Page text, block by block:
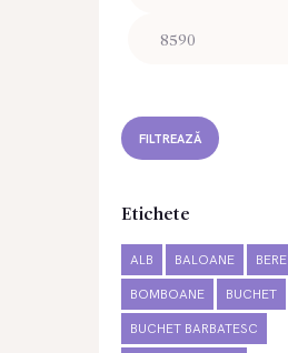
FILTREAZĂ
Etichete
ALB BALOANE BERE
BOMBOANE BUCHET
BUCHET BARBATESC